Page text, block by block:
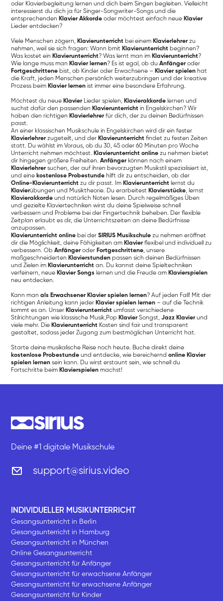
oder Klavierbegleitung lernen und dich beim Singen begleiten. Vielleicht
interessierst du dich ja für Singer-Songwriter-Songs und die
entsprechenden Klavier Akkorde oder möchtest einfach neue Klavier
Lieder entdecken?
Viele Menschen zögern, Klavierunterricht bei einem Klavierlehrer zu
nehmen, weil sie sich fragen: Wann bmit Klavierunterricht beginnen?
Was kostet ein Klavierunterricht? Was lernt man im Klavierunterricht?
Wie lange muss man Klavier lernen? Es ist egal, ob duAnfänger oder
Fortgeschrittene bist, ob Kinder oder Erwachsene – Klavier spielen hat
die Kraft, jeden Menschen persönlich weiterzubringen und der kreative
Prozess beim Klavier lernen ist immer eine besondere Erfahrung.
Möchtest du neue Klavier Lieder spielen, Klavierakkorde lernen und
suchst dafür den passenden Klavierunterricht in Engelskirchen? Wir
haben den richtigen Klavierlehrer für dich, der zu deinen Bedürfnissen
passt.
An einer klassischen Musikschule in Engelskirchen wird dir ein fester
Klavierlehrer zugeteilt, und der Klavierunterricht findet zu festen Zeiten
statt. Du wählst im Voraus, ob du 30, 45 oder 60 Minuten pro Woche
Unterricht nehmen möchtest. Klavierunterricht online zu nehmen bietet
dir hingegen größere Freiheiten.Anfänger können nach einem
Klavierlehrer suchen, der auf ihren bevorzugten Musikstil spezialisiert ist,
und eine kostenlose Probestunde hilft dir zu entscheiden, ob der
Online-Klavierunterricht zu dir passt. Im Klavierunterricht lernst du
Klavierübungen und Musiktheorie. Du erarbeitest Klavierstücke, lernst
Klavierakkorde und natürlich Noten lesen. Durch regelmäßiges Üben
und gezielte Klaviertechniken wirst du deine Spielweise schnell
verbessern und Probleme bei der Fingertechnik beheben. Der flexible
Zeitplan erlaubt es dir, die Unterrichtszeiten an deine Bedürfnisse
anzupassen.
Klavierunterricht online bei derSIRIUS Musikschule zu nehmen eröffnet
dir die Möglichkeit, deine Fähigkeiten am Klavier flexibel und individuell zu
verbessern. ObAnfänger oder Fortgeschrittene, unsere
maßgeschneiderten Klavierstunden passen sich deinen Bedürfnissen
und Zielen im Klavierunterricht an. Du kannst deine Spieltechniken
verfeinern, neue Klavier Songs lernen und die Freude am Klavierspielen
neu entdecken.
Kann manals Erwachsener Klavier spielen lernen? Auf jeden Fall! Mit der
richtigen Anleitung kann jeder Klavier spielen lernen – auf die Technik
kommt es an. Unser Klavierunterricht umfasst verschiedene
Stilrichtungen wie klassische Musik,Pop Klavier Songst,Jazz Klavier und
viele mehr. Die Klavierunterricht Kosten sind fair und transparent
gestaltet, sodass jeder Zugang zum bestmöglichen Unterricht hat.
Starte deine musikalische Reise noch heute. Buche direkt deine
kostenlose Probestunde und entdecke, wie bereicherndonline Klavier
spielen lernen sein kann. Du wirst erstaunt sein, wie schnell du
Fortschritte beim Klavierspielen machst!
Deine #1 digitale Musikschule
support@sirius.video
INDIVIDUELLER MUSIKUNTERRICHT
Gesangsunterricht in Berlin
Gesangsunterricht in Hamburg
Gesangsunterricht in München
Online Gesangsunterricht
Gesangsunterricht für Anfänger
Gesangsunterricht für erwachsene Anfänger
Gesangsunterricht für erwachsene Anfänger
Gesangsunterricht für Kinder